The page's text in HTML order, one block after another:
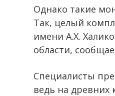
Однако такие
Так, целый
имени А.Х.
области,
Специалисты
ведь на древних